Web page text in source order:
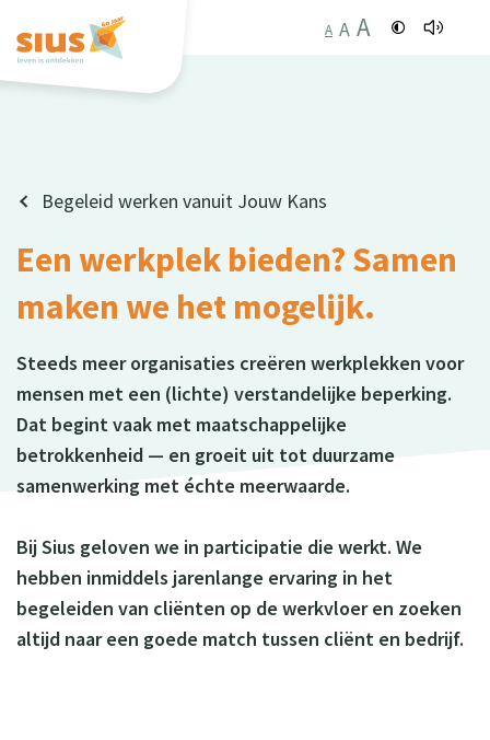
A A A
Begeleid werken vanuit Jouw Kans
Een werkplek bieden? Samen
maken we het mogelijk.
Steeds meer organisaties creëren werkplekken voor
mensen met een (lichte) verstandelijke beperking.
Dat begint vaak met maatschappelijke
betrokkenheid — en groeit uit tot duurzame
samenwerking met échte meerwaarde.
Bij Sius geloven we in participatie die werkt. We
hebben inmiddels jarenlange ervaring in het
begeleiden van cliënten op de werkvloer en zoeken
altijd naar een goede match tussen cliënt en bedrijf.